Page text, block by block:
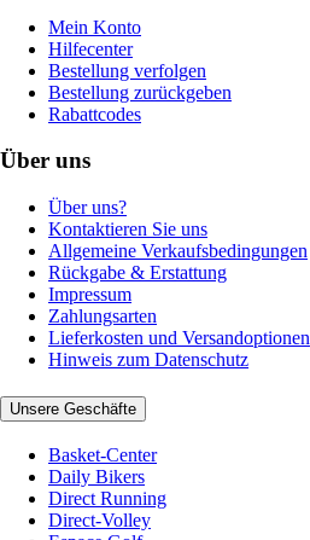
Mein Konto
Hilfecenter
Bestellung verfolgen
Bestellung zurückgeben
Rabattcodes
Über uns
Über uns?
Kontaktieren Sie uns
Allgemeine Verkaufsbedingungen
Rückgabe & Erstattung
Impressum
Zahlungsarten
Lieferkosten und Versandoptionen
Hinweis zum Datenschutz
Unsere Geschäfte
Basket-Center
Daily Bikers
Direct Running
Direct-Volley